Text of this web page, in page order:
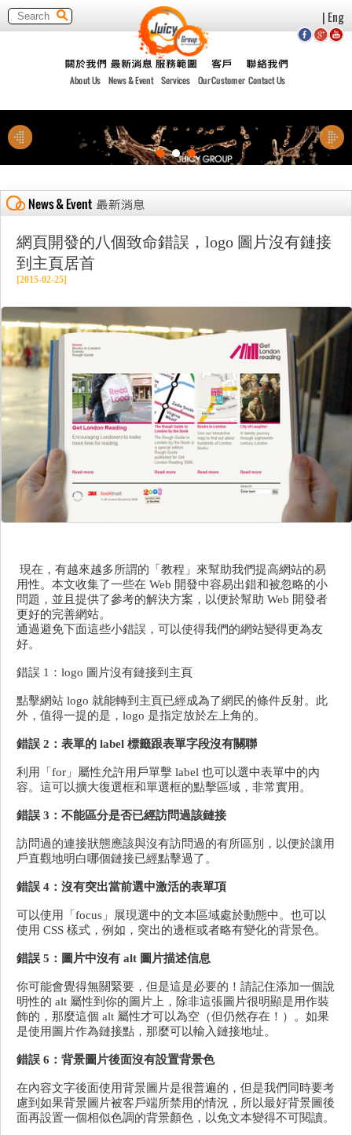
| Eng
網頁開發的八個致命錯誤，logo 圖片沒有鏈接
到主頁居首
[2015-02-25]
現在，有越來越多所謂的「教程」來幫助我們提高網站的易
用性。本文收集了一些在 Web 開發中容易出錯和被忽略的小
問題，並且提供了參考的解決方案，以便於幫助 Web 開發者
更好的完善網站。
通過避免下面這些小錯誤，可以使得我們的網站變得更為友
好。
錯誤 1：logo 圖片沒有鏈接到主頁
點擊網站 logo 就能轉到主頁已經成為了網民的條件反射。此
外，值得一提的是，logo 是指定放於左上角的。
錯誤 2：表單的 label 標籤跟表單字段沒有關聯
利用「for」屬性允許用戶單擊 label 也可以選中表單中的內
容。這可以擴大復選框和單選框的點擊區域，非常實用。
錯誤 3：不能區分是否已經訪​​問過該鏈接
訪問過的連接狀態應該與沒有訪問過的有所區別，以便於讓用
戶直觀地明白哪個鏈接已經點擊過了。
錯誤 4：沒有突出當前選中激活的表單項
可以使用「focus」展現選中的文本區域處於動態中。也可以
使用 CSS 樣式，例如，突出的邊框或者略有變化的背景色。
錯誤 5：圖片中沒有 alt 圖片描述信息
你可能會覺得無關緊要，但是這是必要的！請記住添加一個說
明性的 alt 屬性到你的圖片上，除非這張圖片很明顯是用作裝
飾的，那麼這個 alt 屬性才可以為空（但仍然存在！）。如果
是使用圖片作為鏈接點，那麼可以輸入鏈接地址。
錯誤 6：背景圖片後面沒有設置背景色
在內容文字後面使用背景圖片是很普遍的，但是我們同時要考
慮到如果背景圖片被客戶端所禁用的情況，所以最好背景圖後
面再設置一個相似色調的背景顏色，以免文本變得不可閱讀。